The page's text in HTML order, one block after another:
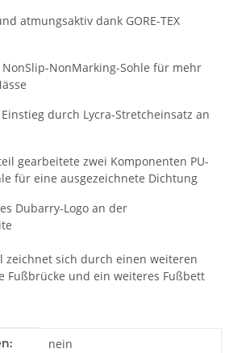
atmungsaktiv dank GORE-TEX
NonMarking-Sohle für mehr
durch Lycra-Stretcheinsatz an
gearbeitete zwei Komponenten PU-
für eine ausgezeichnete Dichtung
Dubarry-Logo an der
zeichnet sich durch einen weiteren
Fußbrücke und ein weiteres Fußbett
nein